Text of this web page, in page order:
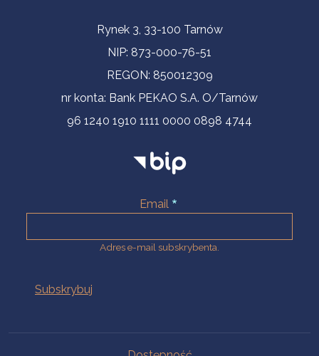
Informacje kontaktoweRynek 3, 33-100 Tarnów
NIP: 873-000-76-51
REGON: 850012309
nr konta: Bank PEKAO S.A. O/Tarnów
96 1240 1910 1111 0000 0898 4744
Email
Adres e-mail subskrybenta.